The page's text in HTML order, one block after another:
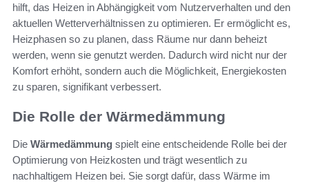
hilft, das Heizen in Abhängigkeit vom Nutzerverhalten und den
aktuellen Wetterverhältnissen zu optimieren. Er ermöglicht es,
Heizphasen so zu planen, dass Räume nur dann beheizt
werden, wenn sie genutzt werden. Dadurch wird nicht nur der
Komfort erhöht, sondern auch die Möglichkeit, Energiekosten
zu sparen, signifikant verbessert.
Die Rolle der Wärmedämmung
Die Wärmedämmung spielt eine entscheidende Rolle bei der
Optimierung von Heizkosten und trägt wesentlich zu
nachhaltigem Heizen bei. Sie sorgt dafür, dass Wärme im